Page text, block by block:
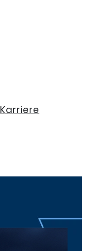
Karriere